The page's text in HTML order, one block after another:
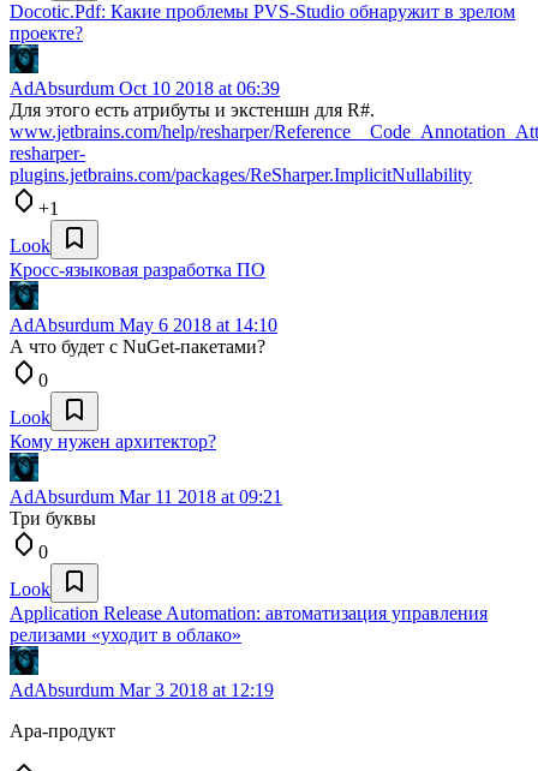
Docotic.Pdf: Какие проблемы PVS-Studio обнаружит в зрелом
проекте?
AdAbsurdum Oct 10 2018 at 06:39
Для этого есть атрибуты и экстеншн для R#.
www.jetbrains.com/help/resharper/
resharper-
plugins.jetbrains.com/packages/ReSharper.ImplicitNullability
+1
Look
Кросс-языковая разработка ПО
AdAbsurdum May 6 2018 at 14:10
А что будет с NuGet-пакетами?
0
Look
Кому нужен архитектор?
AdAbsurdum Mar 11 2018 at 09:21
Три буквы
0
Look
Application Release Automation: автоматизация управления
релизами «уходит в облако»
AdAbsurdum Mar 3 2018 at 12:19
Ара-продукт